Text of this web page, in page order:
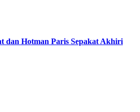
dan Hotman Paris Sepakat Akhiri